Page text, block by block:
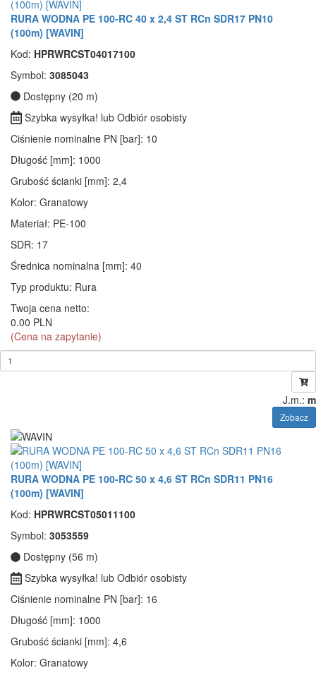
RURA WODNA PE 100-RC 40 x 2,4 ST RCn SDR17 PN10
(100m) [WAVIN]
Kod: HPRWRCST04017100
Symbol: 3085043
Dostępny (20 m)
Szybka wysyłka! lub Odbiór osobisty
Ciśnienie nominalne PN [bar]: 10
Długość [mm]: 1000
Grubość ścianki [mm]: 2,4
Kolor: Granatowy
Materiał: PE-100
SDR: 17
Średnica nominalna [mm]: 40
Typ produktu: Rura
Twoja cena netto:
0.00 PLN
(Cena na zapytanie)
J.m.: m
Zobacz
RURA WODNA PE 100-RC 50 x 4,6 ST RCn SDR11 PN16
(100m) [WAVIN]
Kod: HPRWRCST05011100
Symbol: 3053559
Dostępny (56 m)
Szybka wysyłka! lub Odbiór osobisty
Ciśnienie nominalne PN [bar]: 16
Długość [mm]: 1000
Grubość ścianki [mm]: 4,6
Kolor: Granatowy